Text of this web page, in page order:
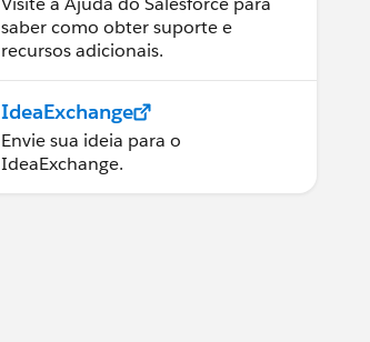
saber como obter suporte e
recursos adicionais.
IdeaExchange
Envie sua ideia para o
IdeaExchange.